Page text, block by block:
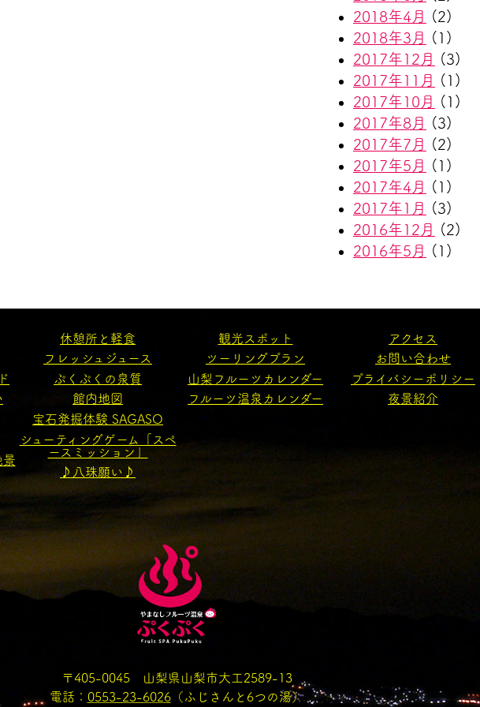
2018年4月
(2)
2018年3月
(1)
2017年12月
(3)
2017年11月
(1)
2017年10月
(1)
2017年8月
(3)
2017年7月
(2)
2017年5月
(1)
2017年4月
(1)
2017年1月
(3)
2016年12月
(2)
2016年5月
(1)
景
休憩所と軽食
フレッシュジュース
ぷくぷくの泉質
館内地図
宝石発掘体験 SAGASO
シューティングゲーム「スペ
ースミッション」
♪八珠願い♪
観光スポット
ツーリングプラン
山梨フルーツカレンダー
フルーツ温泉カレンダー
アクセス
お問い合わせ
プライバシーポリシー
夜景紹介
〒405-0045 山梨県山梨市大工2589-13
電話： 0553-23-6026（ふじさんと6つの湯）